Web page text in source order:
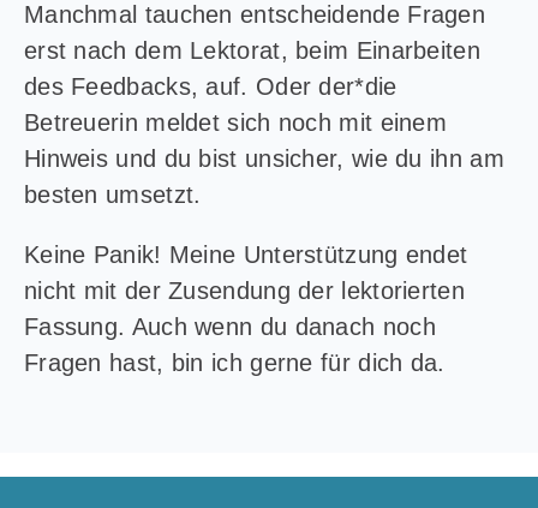
Manchmal tauchen entscheidende Fragen
erst nach dem Lektorat, beim Einarbeiten
des Feedbacks, auf. Oder der*die
Betreuerin meldet sich noch mit einem
Hinweis und du bist unsicher, wie du ihn am
besten umsetzt.
Keine Panik! Meine Unterstützung endet
nicht mit der Zusendung der lektorierten
Fassung. Auch wenn du danach noch
Fragen hast, bin ich gerne für dich da.